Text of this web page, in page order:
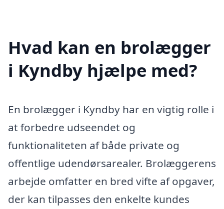
Hvad kan en brolægger
i Kyndby hjælpe med?
En brolægger i Kyndby har en vigtig rolle i
at forbedre udseendet og
funktionaliteten af både private og
offentlige udendørsarealer. Brolæggerens
arbejde omfatter en bred vifte af opgaver,
der kan tilpasses den enkelte kundes